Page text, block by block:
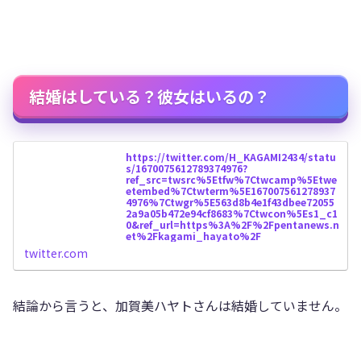
結婚はしている？彼女はいるの？
https://twitter.com/H_KAGAMI2434/statu
s/1670075612789374976?
ref_src=twsrc%5Etfw%7Ctwcamp%5Etwe
etembed%7Ctwterm%5E167007561278937
4976%7Ctwgr%5E563d8b4e1f43dbee72055
2a9a05b472e94cf8683%7Ctwcon%5Es1_c1
0&ref_url=https%3A%2F%2Fpentanews.n
et%2Fkagami_hayato%2F
twitter.com
結論から言うと、加賀美ハヤトさんは結婚していません。